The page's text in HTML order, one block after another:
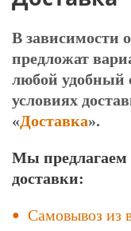
В зависимости
предложат
любой удобный
условиях
«Доставка».
Мы предлагаем
доставки:
Самовывоз из